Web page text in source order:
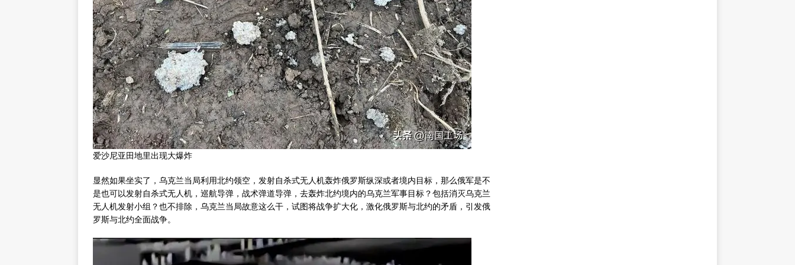
爱沙尼亚田地里出现大爆炸
显然如果坐实了，乌克兰当局利用北约领空，发射自杀式无人机轰炸俄罗斯纵深或者境内目标，那么俄军是不
是也可以发射自杀式无人机，巡航导弹，战术弹道导弹，去轰炸北约境内的乌克兰军事目标？包括消灭乌克兰
无人机发射小组？也不排除，乌克兰当局故意这么干，试图将战争扩大化，激化俄罗斯与北约的矛盾，引发俄
罗斯与北约全面战争。